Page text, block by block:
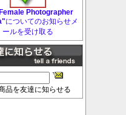
Photographer
についてのお知らせメ
ールを受け取る
品を友達に知らせる